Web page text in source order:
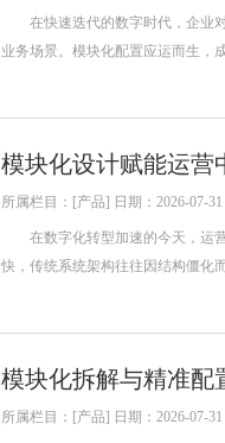
在快速迭代的数字时代，企业对
业务场景。模块化配置应运而生
模块化设计赋能运营
所属栏目：[产品] 日期：2026-07-
在数字化转型加速的今天，运营
快，传统系统架构往往因结构僵化
模块化拆解与精准配
所属栏目：[产品] 日期：2026-07-